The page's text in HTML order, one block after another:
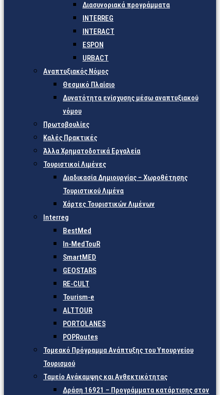
Διασυνοριακά προγράμματα
INTERREG
INTERACT
ESPON
URBACT
Αναπτυξιακός Νόμος
Θεσμικό Πλαίσιο
Δυνατότητα ενίσχυσης μέσω αναπτυξιακού
νόμου
Πρωτοβουλίες
Καλές Πρακτικές
Άλλα Χρηματοδοτικά Εργαλεία
Τουριστικοί Λιμένες
Διαδικασία Δημιουργίας – Χωροθέτησης
Τουριστικού Λιμένα
Χάρτες Τουριστικών Λιμένων
Interreg
BestMed
In-MedTouR
SmartMED
GEOSTARS
RE-CULT
Tourism-e
ALTTOUR
PORTOLANES
POPRoutes
Τομεακό Πρόγραμμα Ανάπτυξης του Υπουργείου
Τουρισμού
Ταμείο Ανάκαμψης και Ανθεκτικότητας
Δράση 16921 – Προγράμματα κατάρτισης στον